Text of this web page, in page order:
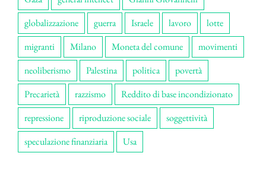
globalizzazione
guerra Israele lavoro
lotte
migranti
Milano Moneta del comune
movimenti
neoliberismo
Palestina politica
povertà
Precarietà
razzismo
Reddito di base incondizionato
repressione
riproduzione sociale
soggettività
speculazione finanziaria
Usa